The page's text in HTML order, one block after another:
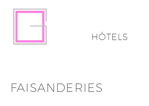
HÔTELS
FAISANDERIES